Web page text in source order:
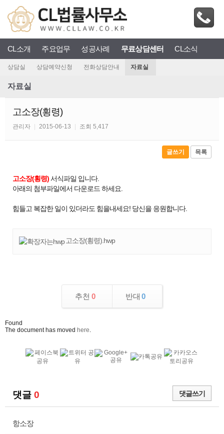
CL소개 주요업무 성공사례 무료상담센터 CL소식
상담실 상담예약신청 전화상담안내 자료실
자료실
고소장(횡령)
관리자 | 2015-06-13 | 조회 5,417
글쓰기 목록
고소장(횡령)서식파일 입니다.
아래의 첨부파일에서 다운로드 하세요.
힘들고 복잡한 일이 있더라도 힘을내세요! 당신을 응원합니다.
고소장(횡령).hwp
추천 0 반대 0
Found
The document has moved here
댓글 0 댓글쓰기
항소장